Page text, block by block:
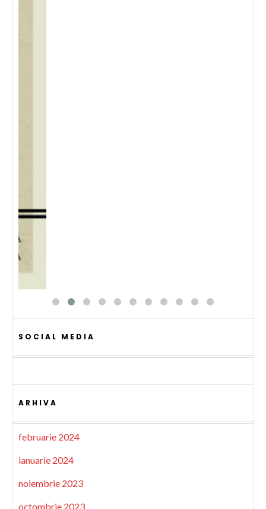
SOCIAL MEDIA
ARHIVA
februarie 2024
ianuarie 2024
noiembrie 2023
octombrie 2023